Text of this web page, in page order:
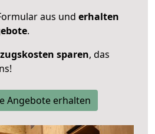
aus und erhalten
.
sparen, das
Angebote erhalten